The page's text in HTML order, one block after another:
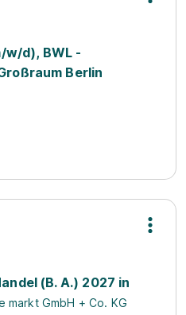
w/d), BWL -
Berlin
(B. A.) 2027 in
markt GmbH + Co. KG